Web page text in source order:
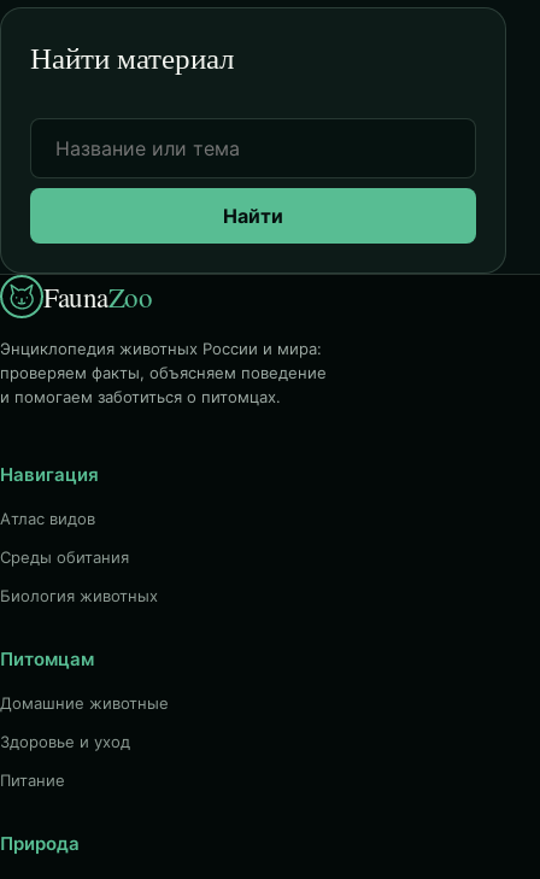
Найти материал
Найти
FaunaZoo
Энциклопедия животных России и мира:
проверяем факты, объясняем поведение
и помогаем заботиться о питомцах.
Навигация
Атлас видов
Среды обитания
Биология животных
Питомцам
Домашние животные
Здоровье и уход
Питание
Природа